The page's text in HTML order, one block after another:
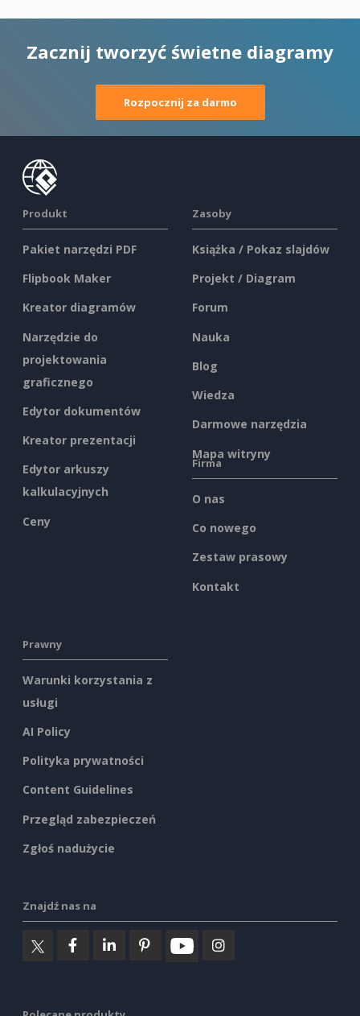
Zacznij tworzyć świetne diagramy
Rozpocznij za darmo
Produkt
Pakiet narzędzi PDF
Flipbook Maker
Kreator diagramów
Narzędzie do
projektowania
graficznego
Edytor dokumentów
Kreator prezentacji
Edytor arkuszy
kalkulacyjnych
Ceny
Zasoby
Książka / Pokaz slajdów
Projekt / Diagram
Forum
Nauka
Blog
Wiedza
Darmowe narzędzia
Mapa witryny
Firma
O nas
Co nowego
Zestaw prasowy
Kontakt
Prawny
Warunki korzystania z
usługi
AI Policy
Polityka prywatności
Content Guidelines
Przegląd zabezpieczeń
Zgłoś nadużycie
Znajdź nas na